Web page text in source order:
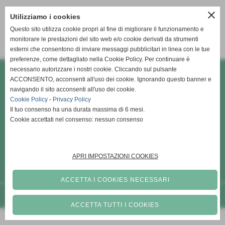
Vai alla home page del
sito internet
Via Pineta 54/A, Pontedera (Pisa)
Realizzazione siti web www.sitoper.it
close
Utilizziamo i cookies
Questo sito utilizza cookie propri al fine di migliorare il funzionamento e
monitorare le prestazioni del sito web e/o cookie derivati da strumenti
esterni che consentono di inviare messaggi pubblicitari in linea con le tue
preferenze, come dettagliato nella Cookie Policy. Per continuare è
necessario autorizzare i nostri cookie. Cliccando sul pulsante
ACCONSENTO, acconsenti all'uso dei cookie. Ignorando questo banner e
navigando il sito acconsenti all'uso dei cookie.
Cookie Policy - Privacy Policy
Il tuo consenso ha una durata massima di 6 mesi.
Cookie accettati nel consenso: nessun consenso
APRI IMPOSTAZIONI COOKIES
ACCETTA I COOKIES NECESSARI
ACCETTA TUTTI I COOKIES